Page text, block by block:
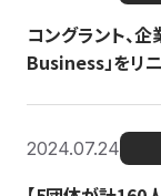
コングラント、
Business」をリ
2024.07.24